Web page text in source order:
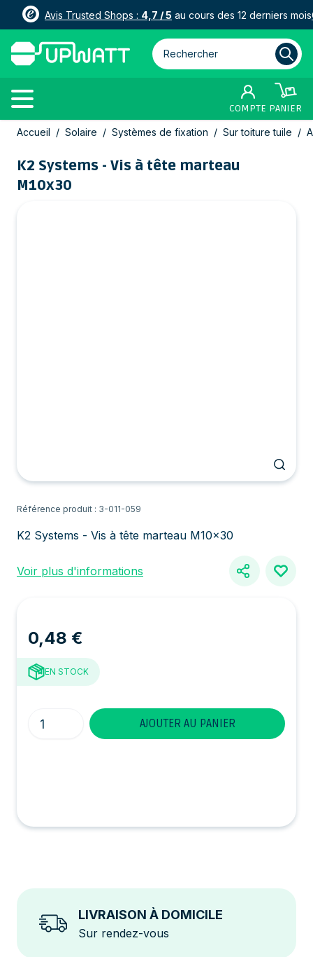
Avis Trusted Shops : 4,7 / 5 au cours des 12 derniers mois
Rechercher parmi plus de
COMPTE PANIER
Allez au contenu
Accueil / Solaire / Systèmes de fixation / Sur toiture tuile /
K2 Systems - Vis à tête marteau
M10x30
Référence produit : 3-011-059
K2 Systems - Vis à tête marteau M10x30
Voir plus d'informations
0,48 €
EN STOCK
Quantité
AJOUTER AU PANIER
LIVRAISON À DOMICILE
Sur rendez-vous